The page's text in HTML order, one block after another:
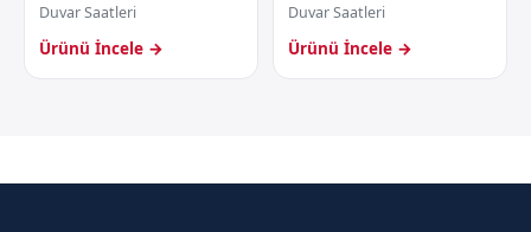
Duvar Saatleri
Ürünü İncele →
Duvar Saatleri
Ürünü İncele →